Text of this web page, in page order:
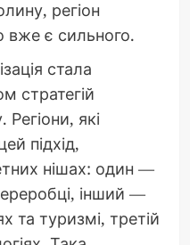
регіон
вже є сильного.
стала
стратегій
Регіони, які
підхід,
нішах: один —
інший —
та туризмі, третій